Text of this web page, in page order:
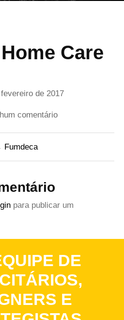
Care
de de 2017
comentárioem
Fumdeca
para publicar um
DE
E